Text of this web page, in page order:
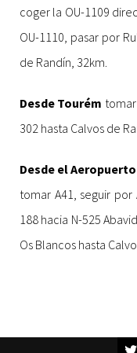
coger la OU-1109
OU-1110, pasar por
de Randín, 32km.
Desde Tourém
302 hasta Calvos de
Desde el
tomar A41, seguir por
188 hacia N-525
Os Blancos hasta